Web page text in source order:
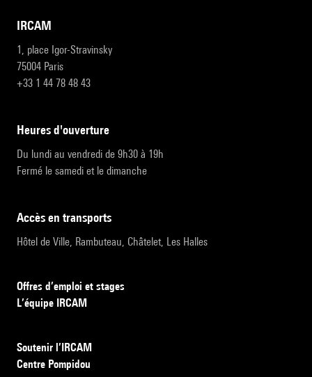
IRCAM
1, place Igor-Stravinsky
75004 Paris
+33 1 44 78 48 43
heures d'ouverture
Du lundi au vendredi de 9h30 à 19h
Fermé le samedi et le dimanche
accès en transports
Hôtel de Ville, Rambuteau, Châtelet, Les Halles
Offres d’emploi et stages
L’équipe IRCAM
Soutenir l’IRCAM
Centre Pompidou